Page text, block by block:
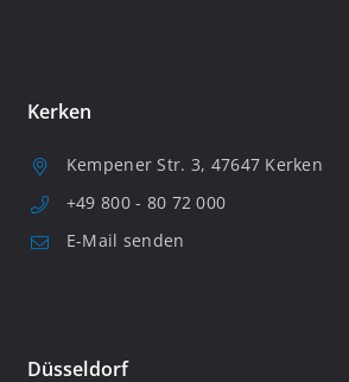
Kerken
Kempener Str. 3, 47647 Kerken
+49 800 - 80 72 000
E-Mail senden
Düsseldorf